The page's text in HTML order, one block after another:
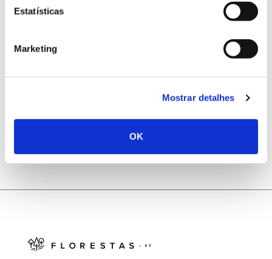
Estatísticas
Marketing
Mostrar detalhes
OK
25.06.2026
Natureza e florestas procuram jovens voluntários